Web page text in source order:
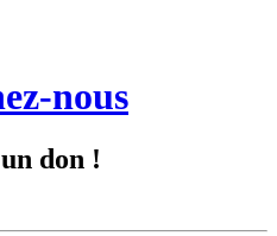
nous
don !